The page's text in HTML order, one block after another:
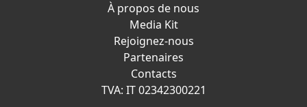
À propos de nous
Media Kit
Rejoignez-nous
Partenaires
Contacts
TVA: IT 02342300221